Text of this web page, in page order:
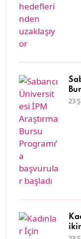
23